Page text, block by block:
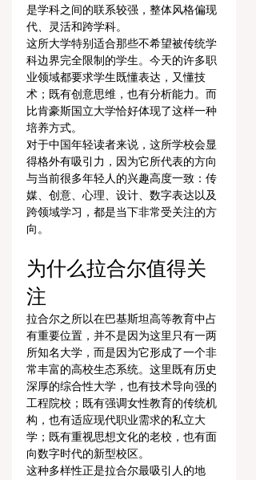
是学科之间的联系较强，整体风格偏现
代、灵活和跨学科。
这所大学特别适合那些不希望被传统学
科边界完全限制的学生。今天的许多职
业领域都要求学生既懂表达，又懂技
术；既有创意思维，也有分析能力。而
比肯豪斯国立大学恰好体现了这样一种
培养方式。
对于中国年轻读者来说，这所学校会显
得格外有吸引力，因为它所代表的方向
与当前很多年轻人的兴趣高度一致：传
媒、创意、心理、设计、数字表达以及
跨领域学习，都是当下非常受关注的方
向。
为什么拉合尔值得关
注
拉合尔之所以在巴基斯坦高等教育中占
有重要位置，并不是因为这里只有一两
所知名大学，而是因为它形成了一个非
常丰富的高校生态系统。这里既有历史
深厚的综合性大学，也有技术导向强的
工程院校；既有强调女性教育的传统机
构，也有适应现代职业需求的私立大
学；既有重视思想文化的老校，也有面
向数字时代的新型校区。
这种多样性正是拉合尔最吸引人的地